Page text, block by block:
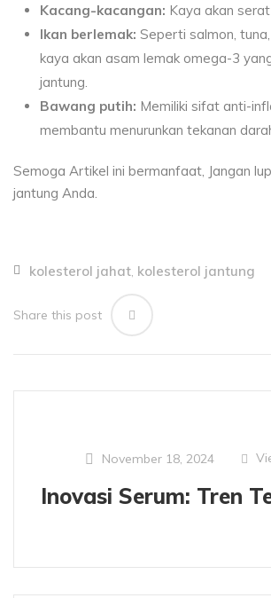
Kacang-kacangan: Kaya akan
Ikan berlemak: Seperti salmon,
kaya akan asam lemak omega-3
jantung.
Bawang putih: Memiliki sifat anti-
membantu menurunkan tekanan
Semoga Artikel ini bermanfaat, Jangan
jantung Anda.
kolesterol jahat kolesterol jantung
Share this post
November 18, 2024